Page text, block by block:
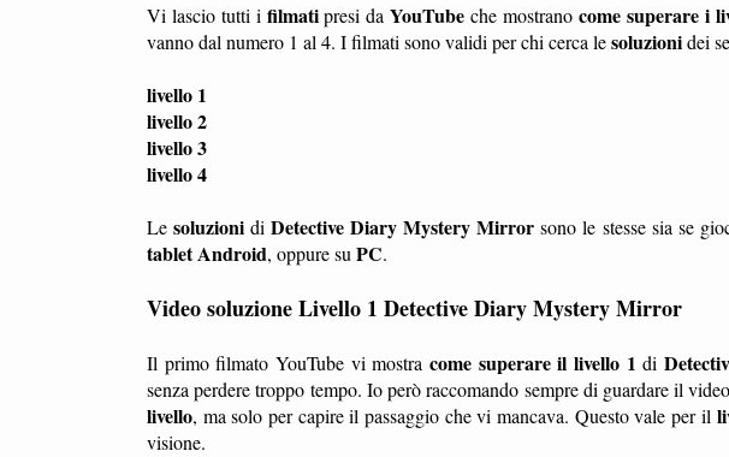
Vi lascio tutti i filmatipresi daYouTube che mostrano come superare i
vanno dal numero 1 al 4. I filmati sono validi per chi cerca lesoluzionidei
livello 1
livello 2
livello 3
livello 4
Lesoluzioni diDetective Diary Mystery Mirror sono le stesse sia se
tabletAndroid, oppure su PC.
Video soluzione Livello 1 Detective Diary Mystery Mirror
Il primo filmato YouTube vi mostra come superare il livello 1 di
senza perdere troppo tempo. Io però raccomando sempre di guardare il
livello, ma solo per capire il passaggio che vi mancava. Questo vale per il
visione.